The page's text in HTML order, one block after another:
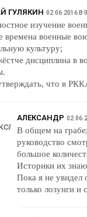
ГУЛЯКИН 02.06.2016 В
изучение
времена военные
культуру;
дисциплина в
что в
АЛЕКСАНДР
В общем на
руководство
большое
Историки их
Пока я не увидел
только лозунги и